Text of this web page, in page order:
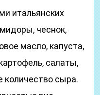
итальянских
чеснок,
масло, капуста,
салаты,
количество сыра.